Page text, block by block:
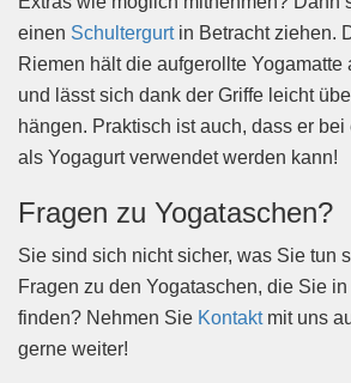
einen Schultergurtin Betracht ziehen.
Riemen hält die aufgerollte Yogamatte
und lässt sich dank der Griffe leicht
hängen. Praktisch ist auch, dass er
als Yogagurt verwendet werden kann!
Fragen zu Yogataschen?
Sie sind sich nicht sicher, was Sie tun
Fragen zu den Yogataschen, die Sie
finden? Nehmen Sie Kontaktmit uns
gerne weiter!